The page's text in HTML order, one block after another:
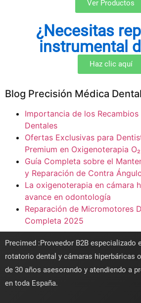
Ver Productos
¿Necesitas
instrumental
Haz clic aquí
Blog Precisión Médica
Importancia de los
Dentales
Ofertas Exclusivas para
Premium en Oxigenoterapia
Guía Completa sobre el
y Reparación de Contra
La oxigenoterapia en cámara
avance en odontología
Reparación de Micromotores
Completa 2025
Precimed :Proveedor B2B especializado
rotatorio dental y cámaras hiperbáricas
de 30 años asesorando y atendiendo a
en toda España.